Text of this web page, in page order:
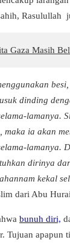
Rasulullah
Gaza Masih
dinding
lamanya.
ia akan
lamanya.
dirinya
kekal
dari Abu
bunuh diri,
Tujuan apapun